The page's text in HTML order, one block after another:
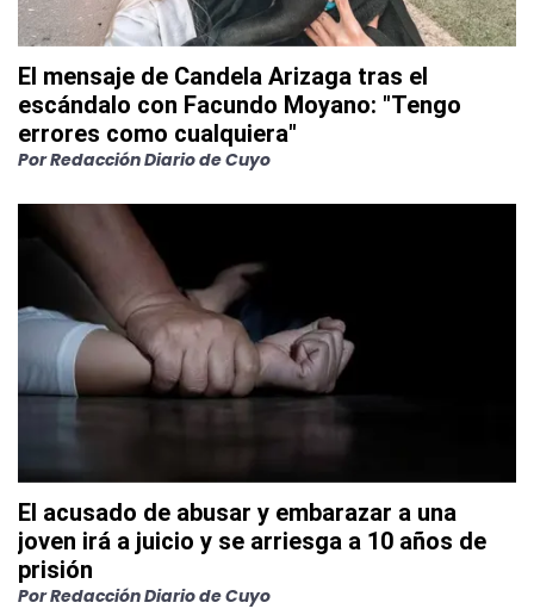
El mensaje de Candela Arizaga tras el
escándalo con Facundo Moyano: "Tengo
errores como cualquiera"
PorRedacción Diario de Cuyo
El acusado de abusar y embarazar a una
joven irá a juicio y se arriesga a 10 años de
prisión
PorRedacción Diario de Cuyo